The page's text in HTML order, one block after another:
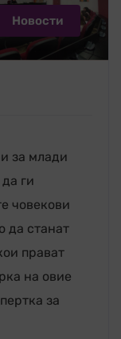
Новости
за млади
ги
човекови
да станат
прават
на овие
за